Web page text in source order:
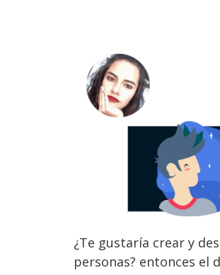
¿Te gustaría crear y
personas? entonces el